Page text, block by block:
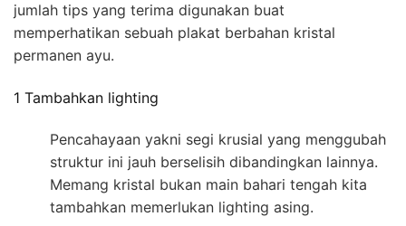
jumlah tips yang terima digunakan buat
memperhatikan sebuah plakat berbahan kristal
permanen ayu.
1 Tambahkan lighting
Pencahayaan yakni segi krusial yang menggubah
struktur ini jauh berselisih dibandingkan lainnya.
Memang kristal bukan main bahari tengah kita
tambahkan memerlukan lighting asing.